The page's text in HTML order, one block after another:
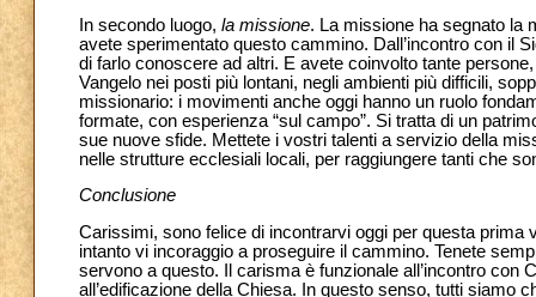
In secondo luogo, la missione. La missione ha segnato la
avete sperimentato questo cammino. Dall’incontro con il
di farlo conoscere ad altri. E avete coinvolto tante
Vangelo nei posti più lontani, negli ambienti più difficili,
missionario: i movimenti anche oggi hanno un ruolo
formate, con esperienza “sul campo”. Si tratta di un
sue nuove sfide. Mettete i vostri talenti a servizio della
nelle strutture ecclesiali locali, per raggiungere tanti che
Conclusione
Carissimi, sono felice di incontrarvi oggi per questa
intanto vi incoraggio a proseguire il cammino. Tenete
servono a questo. Il carisma è funzionale all’incontro con
all’edificazione della Chiesa. In questo senso, tutti siamo